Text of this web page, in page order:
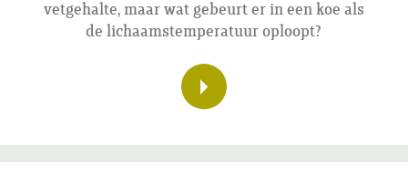
vetgehalte, maar wat gebeurt er in een koe als
de lichaamstemperatuur oploopt?